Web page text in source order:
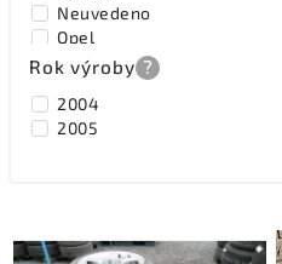
Neuvedeno
Opel
Peugeot
Royal Black
Seat
Rok výroby ?
2004
2005